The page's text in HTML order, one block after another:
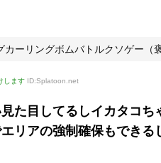
カーリングボムバトルクソゲー（
します ID:Splatoon.net
た目してるしイカタコち
リアの強制確保もできる